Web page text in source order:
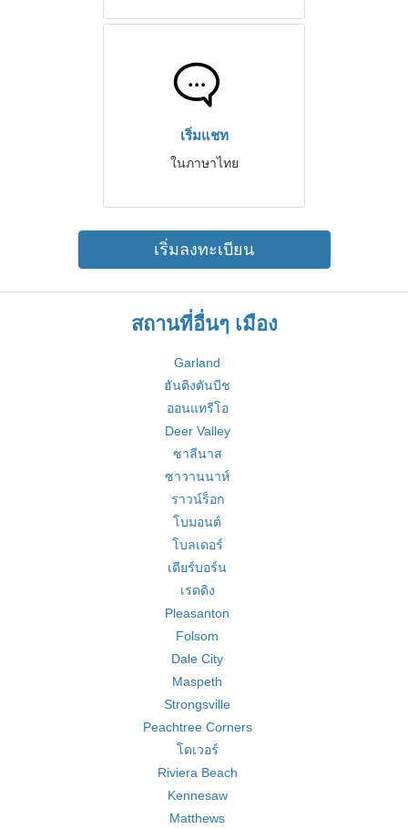
เริ่มแชท
ในภาษาไทย
เริ่มลงทะเบียน
สถานที่อื่นๆ เมือง
Garland
ฮันติงตันบีช
ออนแทรีโอ
Deer Valley
ซาลีนาส
ซาวานนาห์
ราวน์ร็อก
โบมอนต์
โบลเดอร์
เดียร์บอร์น
เรดดิง
Pleasanton
Folsom
Dale City
Maspeth
Strongsville
Peachtree Corners
โดเวอร์
Riviera Beach
Kennesaw
Matthews